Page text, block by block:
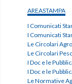
AREASTAMPA
I Comunicati
I Comunicati
Le Circolari
Le Circolari
I Doc e le
I Doc e le
Le Normative